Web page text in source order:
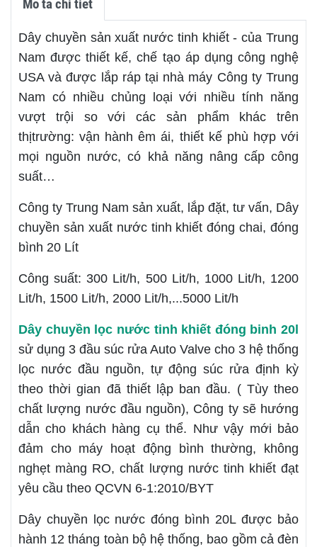
Mô tả chi tiết
Dây chuyền sản xuất nước tinh khiết - của Trung
Nam được thiết kế, chế tạo áp dụng công nghệ
USA và được lắp ráp tại nhà máy Công ty Trung
Nam có nhiều chủng loại với nhiều tính năng
vượt trội so với các sản phẩm khác trên
thịtrường: vận hành êm ái, thiết kế phù hợp với
mọi nguồn nước, có khả năng nâng cấp công
suất…
Công ty Trung Nam sản xuất, lắp đặt, tư vấn, Dây
chuyền sản xuất nước tinh khiết đóng chai, đóng
bình 20 Lít
Công suất: 300 Lit/h, 500 Lit/h, 1000 Lit/h, 1200
Lit/h, 1500 Lit/h, 2000 Lit/h,...5000 Lit/h
Dây chuyền lọc nước tinh khiết đóng binh 20l
sử dụng 3 đầu súc rửa Auto Valve cho 3 hệ thống
lọc nước đầu nguồn, tự động súc rửa định kỳ
theo thời gian đã thiết lập ban đầu. ( Tùy theo
chất lượng nước đầu nguồn), Công ty sẽ hướng
dẫn cho khách hàng cụ thể. Như vậy mới bảo
đảm cho máy hoạt động bình thường, không
nghẹt màng RO, chất lượng nước tinh khiết đạt
yêu cầu theo QCVN 6-1:2010/BYT
Dây chuyền lọc nước đóng bình 20L được bảo
hành 12 tháng toàn bộ hệ thống, bao gồm cả đèn